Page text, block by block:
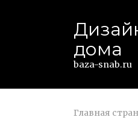
дома
baza-snab.ru
Главная